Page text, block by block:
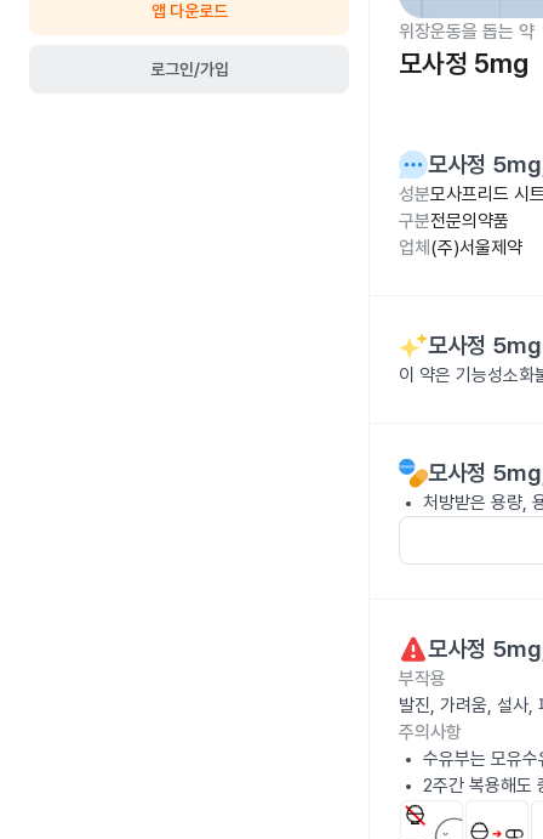
앱 다운로드
로그인/가입
위장운동을 돕는 약
모사정 5mg
모사정 5mg
성분모사프리드 시
구분전문의약품
업체 (주)서울제약
모사정 5mg
이 약은 기능성소화
모사정 5mg
처방받은 용량,
모사정 5mg
부작용
발진, 가려움, 설사,
주의사항
수유부는 모유
2주간 복용해도